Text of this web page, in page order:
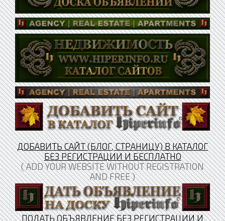
ДОБАВИТЬ САЙТ (БЛОГ, СТРАНИЦУ) В КАТАЛОГ
БЕЗ РЕГИСТРАЦИИ И БЕСПЛАТНО
( ADD YOUR WEBSITE WITHOUT REGISTRATION
AND FREE )
ПОДАТЬ ОБЪЯВЛЕНИЕ БЕЗ РЕГИСТРАЦИИ И